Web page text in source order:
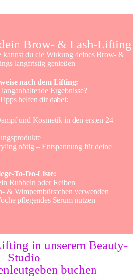
Brow- & Lash-Lifting
kannst du die Wirkung deines Brow- &
langfristig genießen.
nach dem Lifting:
Ergebnisse?
helfen dir dabei:
und Kosmetik in den ersten 24
nötig – Entspannung für deine
To-Do-Liste:
Rubbeln oder Reiben
& Wimpernbürstchen verwenden
pflegendes Serum nutzen
in unserem Beauty-
Studio
buchen